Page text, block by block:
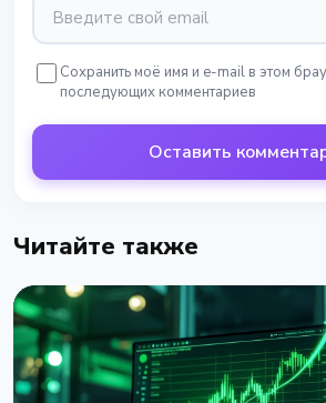
Сохранить моё имя и e-mail в этом
последующих комментариев
Оставить
Читайте также